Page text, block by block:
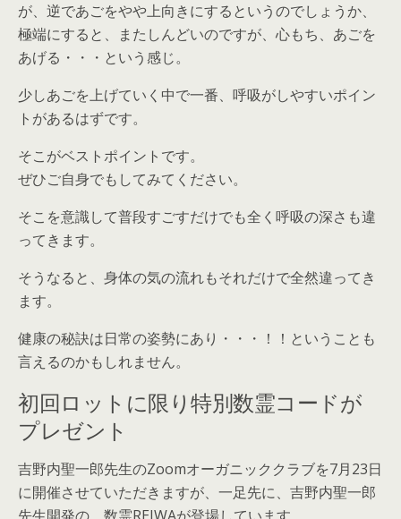
が、逆であごをやや上向きにするというのでしょうか、
極端にすると、またしんどいのですが、心もち、あごを
あげる・・・という感じ。
少しあごを上げていく中で一番、呼吸がしやすいポイン
トがあるはずです。
そこがベストポイントです。
ぜひご自身でもしてみてください。
そこを意識して普段すごすだけでも全く呼吸の深さも違
ってきます。
そうなると、身体の気の流れもそれだけで全然違ってき
ます。
健康の秘訣は日常の姿勢にあり・・・！！ということも
言えるのかもしれません。
初回ロットに限り特別数霊コードが
プレゼント
吉野内聖一郎先生のZoomオーガニッククラブを7月23日
に開催させていただきますが、一足先に、吉野内聖一郎